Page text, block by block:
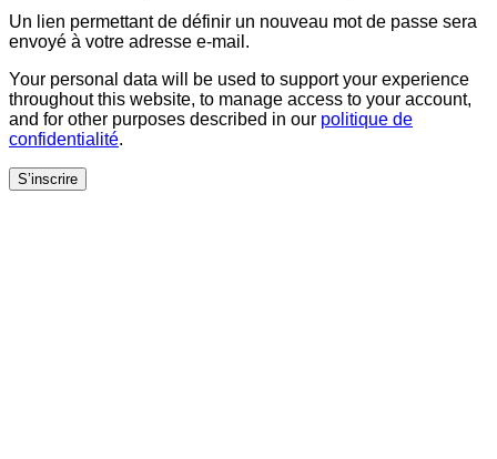
Un lien permettant de définir un nouveau mot de passe sera
envoyé à votre adresse e-mail.
Your personal data will be used to support your experience
throughout this website, to manage access to your account,
and for other purposes described in our politique de
confidentialité.
S’inscrire